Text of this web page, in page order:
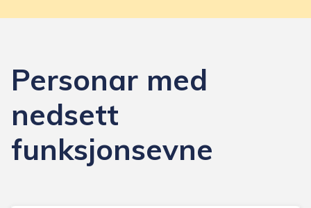
e
Personar med
nedsett
funksjonsevne